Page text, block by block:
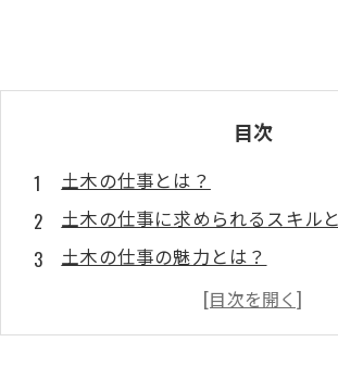
目次
土木の仕事とは？
土木の仕事に求められるスキル
土木の仕事の魅力とは？
土木の仕事の種類とは？
求職者が土木の仕事に就くため